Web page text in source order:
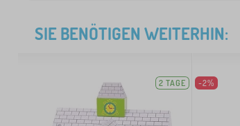
SIE BENÖTIGEN WEITERHIN:
2 TAGE -2%